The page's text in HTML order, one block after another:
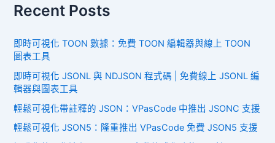
Recent Posts
即時可視化 TOON 數據：免費 TOON 編輯器與線上 TOON
圖表工具
即時可視化 JSONL 與 NDJSON 程式碼 | 免費線上 JSONL 編
輯器與圖表工具
輕鬆可視化帶註釋的 JSON：VPasCode 中推出 JSONC 支援
輕鬆可視化 JSON5：隆重推出 VPasCode 免費 JSON5 支援